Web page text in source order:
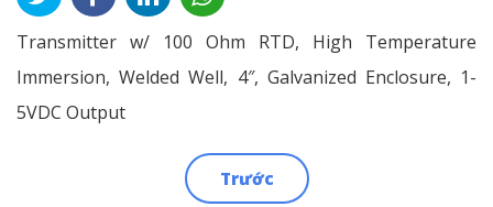
Transmitter w/ 100 Ohm RTD, High Temperature
Immersion, Welded Well, 4″, Galvanized Enclosure, 1-
5VDC Output
Trước